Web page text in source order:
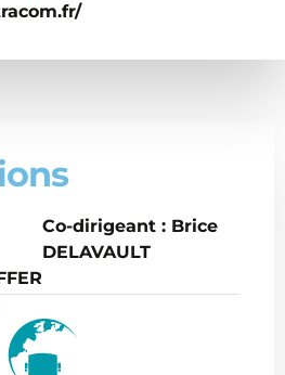
Co-dirigeant : Brice
DELAVAULT